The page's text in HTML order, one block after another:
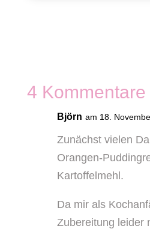
4 Kommentare
Björn am 18.
Zunächst vielen
Orangen-
Kartoffelmehl.
Da mir als
Zubereitung leider